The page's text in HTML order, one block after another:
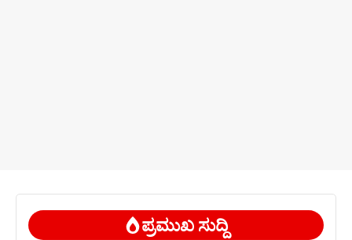
ಪ್ರಮುಖ ಸುದ್ದಿ